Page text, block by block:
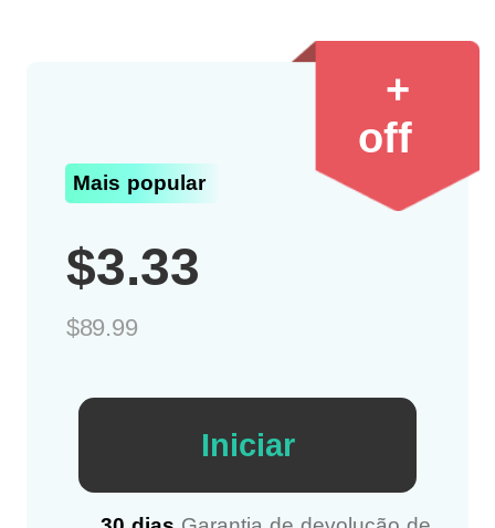
+
off
Mais popular
$3.33
$89.99
Iniciar